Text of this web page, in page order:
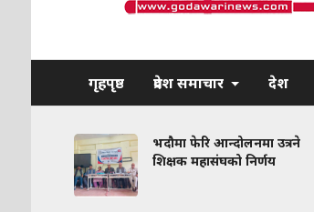
गृहपृष्ठ प्रदेश समाचार देश
भदौमा फेरि आन्दोलनमा उत्रने
शिक्षक महासंघको निर्णय